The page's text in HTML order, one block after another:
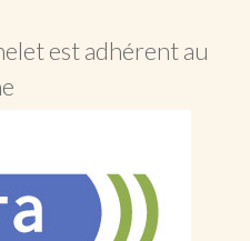
est adhérent au